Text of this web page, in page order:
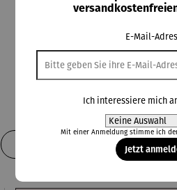
einer Auswahl an
Berliner Brandstifter
Herstellung und
unvergleichliches
bieten.
Produkte
E-Mail-
Ich interessiere mich
Mit einer Anmeldung stimme ich
Jetzt